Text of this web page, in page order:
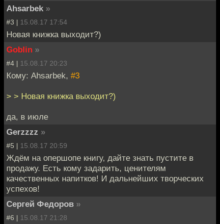
Ahsarbek »
#3 | 15.08.17 17:54
Новая книжка выходит?)
Goblin »
#4 | 15.08.17 20:23
Кому: Ahsarbek, #3
> > Новая книжка выходит?)
да, в июле
Gerzzzz »
#5 | 15.08.17 20:59
Ждём на опершопе книгу, дайте знать пустите в
продажу. Есть кому задарить, ценителям
качественных напитков! И дальнейших творческих
успехов!
Сергей Федоров »
#6 | 15.08.17 21:28